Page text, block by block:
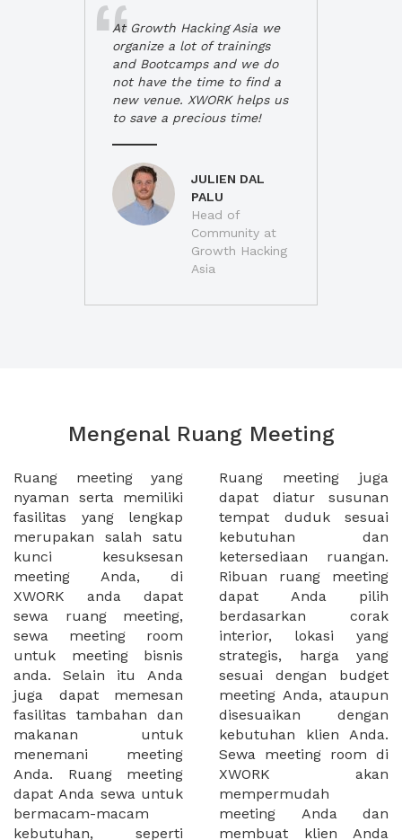
At Growth Hacking Asia we
organize a lot of trainings
and Bootcamps and we do
not have the time to find a
new venue. XWORK helps us
to save a precious time!
JULIEN DAL
PALU
Head of
Community at
Growth Hacking
Asia
Mengenal Ruang Meeting
Ruang meeting yang
nyaman serta memiliki
fasilitas yang lengkap
merupakan salah satu
kunci kesuksesan
meeting Anda, di
XWORK anda dapat
sewa ruang meeting,
sewa meeting room
untuk meeting bisnis
anda. Selain itu Anda
juga dapat memesan
fasilitas tambahan dan
makanan untuk
menemani meeting
Anda. Ruang meeting
dapat Anda sewa untuk
bermacam-macam
kebutuhan, seperti
Ruang meeting juga
dapat diatur susunan
tempat duduk sesuai
kebutuhan dan
ketersediaan ruangan.
Ribuan ruang meeting
dapat Anda pilih
berdasarkan corak
interior, lokasi yang
strategis, harga yang
sesuai dengan budget
meeting Anda, ataupun
disesuaikan dengan
kebutuhan klien Anda.
Sewa meeting room di
XWORK akan
mempermudah
meeting Anda dan
membuat klien Anda